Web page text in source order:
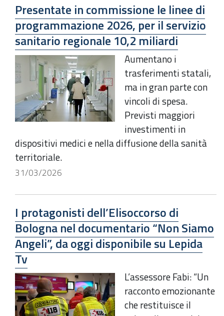
Presentate in commissione le linee di
programmazione 2026, per il servizio
sanitario regionale 10,2 miliardi
Aumentano i
trasferimenti statali,
ma in gran parte con
vincoli di spesa.
Previsti maggiori
investimenti in
dispositivi medici e nella diffusione della sanità
territoriale.
31/03/2026
I protagonisti dell’Elisoccorso di
Bologna nel documentario “Non Siamo
Angeli”, da oggi disponibile su Lepida
Tv
L’assessore Fabi: “Un
racconto emozionante
che restituisce il